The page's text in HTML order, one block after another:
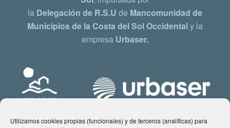
Utilizamos cookies propias (funcionales) y de terceros (analíticas) para
la Delegación de R.S.U de Mancomunidad de
Municipios de la Costa del Sol Occidentaly la
empresa Urbaser.